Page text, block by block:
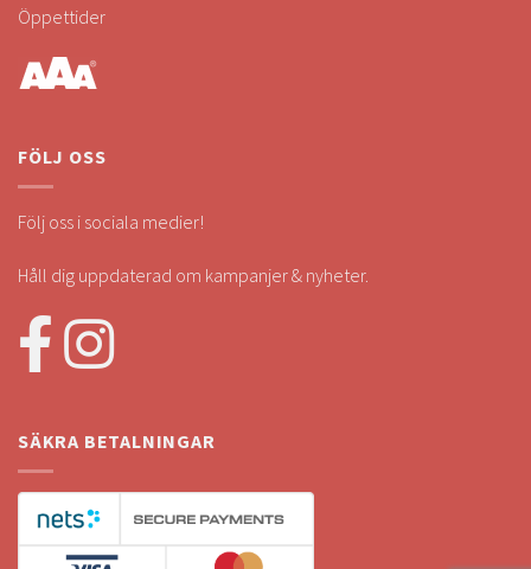
Öppettider
FÖLJ OSS
Följ oss i sociala medier!
Håll dig uppdaterad om kampanjer & nyheter.
SÄKRA BETALNINGAR